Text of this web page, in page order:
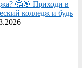
🤔🎯 Приходи в
колледж и будь